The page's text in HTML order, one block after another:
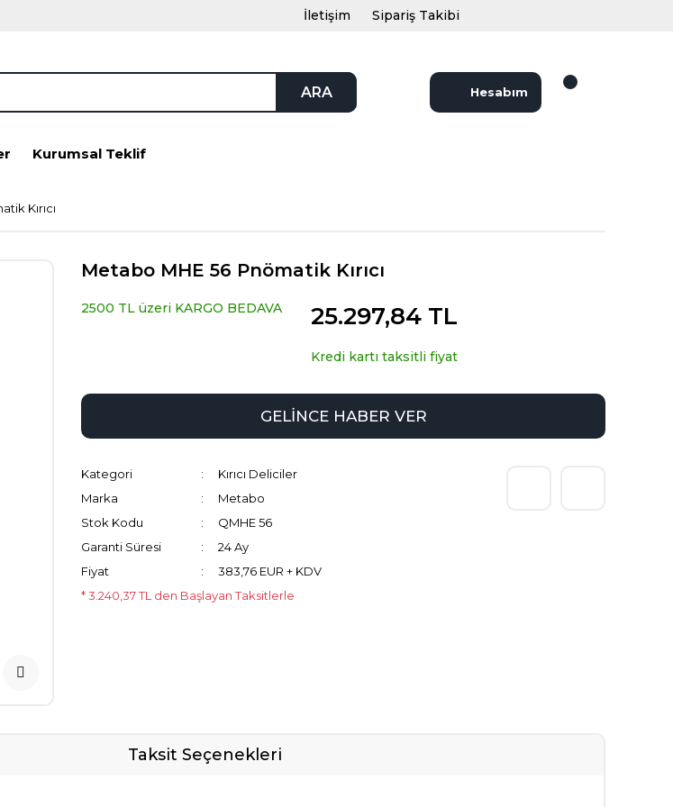
İletişim Sipariş Takibi
ARA Hesabım
Kurumsal Teklif
Kırıcı
Metabo MHE 56 Pnömatik Kırıcı
2500 TL üzeri KARGO BEDAVA 25.297,84 TL
Kredi kartı taksitli fiyat
GELİNCE HABER VER
Kategori
Kırıcı Deliciler
Marka
Metabo
Stok Kodu
QMHE 56
Garanti Süresi
24 Ay
Fiyat
383,76 EUR + KDV
* 3.240,37 TL den Başlayan Taksitlerle
Taksit Seçenekleri